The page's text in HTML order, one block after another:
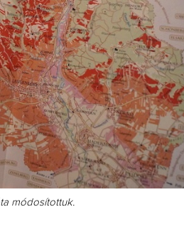
módosítottuk.
Így lesz valaki egy
borász #26 -
poszt
Az extra ráadás fotók
pillanatokat